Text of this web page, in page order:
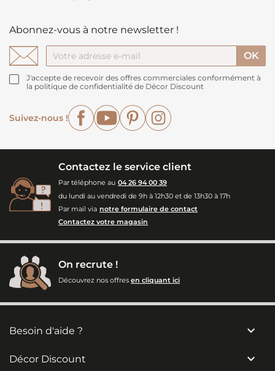
Abonnez-vous à notre newsletter !
J'accepte de recevoir des offres commerciales conformément à
la politique de confidentialité de Décor Discount
Suivez-nous !
FacebookYouTubePinterest
Contactez le service client
Par téléphone au 04 26 94 00 39
du lundi au vendredi de 9h à 12h30 et de 13h30 à 17h
Par mail via notre formulaire de contact
Contactez votre magasin
On recrute !
Découvrez nos offres en cliquant ici
Besoin d'aide ? 
Décor Discount 